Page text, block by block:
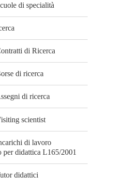
di specialità
di Ricerca
di ricerca
di ricerca
scientist
di lavoro
per didattica L165/2001
didattici